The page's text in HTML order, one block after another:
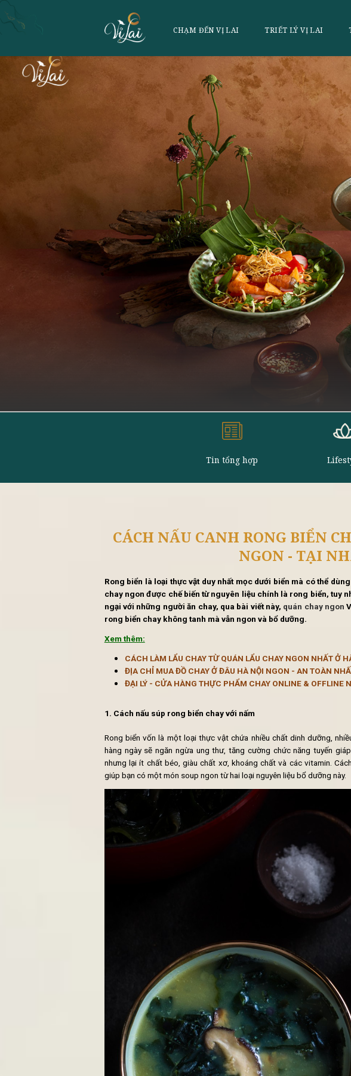
CHẠM ĐẾN VỊ LAI TRIẾT
Tin tổng hợp
CÁCH NẤU CANH RONG
NGON -
Rong biển là loại thực vật duy nhất mọc dưới biển
ngại với những người ăn chay, qua bài viết này,
Xem thêm:
CÁCH LÀM LẨU CHAY TỪ QUÁN LẨU CHAY
ĐỊA CHỈ MUA ĐỒ CHAY Ở ĐÂU HÀ NỘI NGON -
ĐẠI LÝ - CỬA HÀNG THỰC PHẨM CHAY
1. Cách nấu súp rong biển chay với nấm
Rong biển vốn là một loại thực vật chứa nhiều chất
hàng ngày sẽ ngăn ngừa ung thư, tăng cường chức
nhưng lại ít chất béo, giàu chất xơ, khoáng chất và
giúp bạn có một món soup ngon từ hai loại nguyên liệu